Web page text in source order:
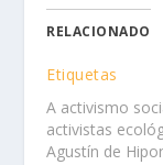
RELACIONADO
Etiquetas
A activismo
activistas
Agustín de